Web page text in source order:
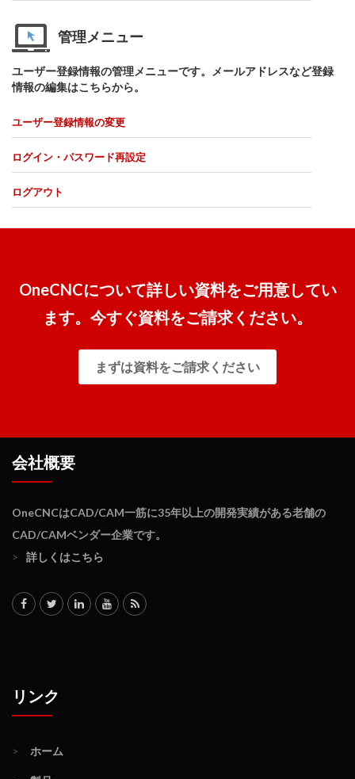
管理メニュー
ユーザー登録情報の管理メニューです。メールアドレスなど登録
情報の編集はこちらから。
ユーザー登録情報の変更
ログイン・パスワード再設定
ログアウト
OneCNCについて詳しい資料をご用意してい
ます。今すぐ資料をご請求ください。
まずは資料をご請求ください
会社概要
OneCNCはCAD/CAM一筋に35年以上の開発実績がある老舗の
CAD/CAMベンダー企業です。
>
詳しくはこちら
リンク
> ホーム